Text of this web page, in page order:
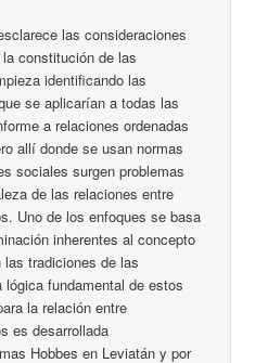
las consideraciones
constitución de las
identificando las
se aplicarían a todas las
a relaciones ordenadas
allí donde se usan normas
sociales surgen problemas
de las relaciones entre
Uno de los enfoques se basa
inherentes al concepto
tradiciones de las
fundamental de estos
la relación entre
es desarrollada
Hobbes en Leviatán y por